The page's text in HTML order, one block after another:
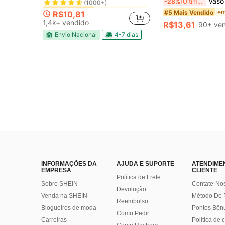
#1 Mais Vendido
#1 Mais Vendido
#1 Mais Vendido
em Placa de metal e pintura em lata
(1000+)
R$10,81
1,4k+ vendido
Envio Nacional 4-7 dias
#5 Mais Vendido
R$13,61 90+
INFORMAÇÕES DA
EMPRESA
Sobre SHEIN
Venda na SHEIN
Blogueiros de moda
Carreiras
AJUDA E SUPORTE
Política de Frete
Devolução
Reembolso
Como Pedir
CLIENTE
Contate-
Método De
Pontos
Política de